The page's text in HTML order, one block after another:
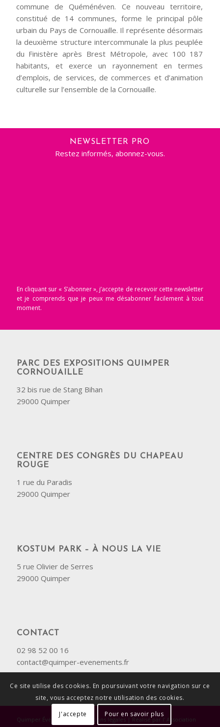
commune de Quéménéven. Ce nouveau territoire,
constitué de 14 communes, forme le principal pôle
urbain du Pays de Cornouaille. Il représente désormais
la deuxième structure intercommunale la plus peuplée
du Finistère après Brest Métropole, avec 100 187
habitants, et exerce un rayonnement en termes
d’emplois, de services, de commerces et d’animation
culturelle sur l’ensemble de la Cornouaille.
NEWSLETTER PRO
Restez informés, abonnez-vous.
En cliquant sur « S’abonner », j’accepte de recevoir cette newsletter
et je comprends que je peux me désabonner facilement à tout
moment.
PARC DES EXPOSITIONS QUIMPER
CORNOUAILLE
32 bis rue de Stang Bihan
29000 Quimper
CENTRE DES CONGRÈS DU CHAPEAU
ROUGE
1 rue du Paradis
29000 Quimper
KOSTUM PARK – À NOUS LA VIE
5 rue Olivier de Serres
29000 Quimper
CONTACT
02 98 52 00 16
contact@quimper-evenements.fr
Quimper Événements | Mentions légales | Réalisé par l'Association
Ce site utilise des cookies. En poursuivant votre navigation sur ce
site, vous acceptez notre utilisation des cookies.
J'accepte
Pour en savoir plus